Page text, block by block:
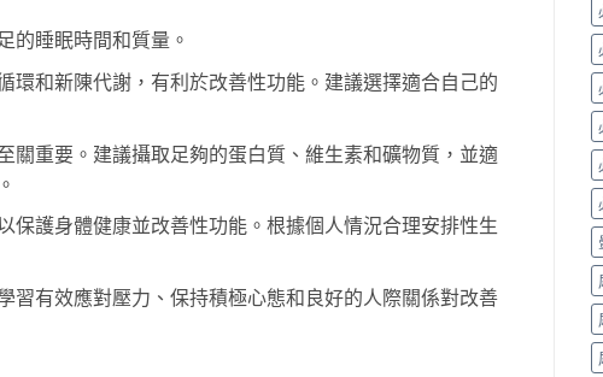
的睡眠時間和質量。
環和新陳代謝，有利於改善性功能。建議選擇適合自己的
關重要。建議攝取足夠的蛋白質、維生素和礦物質，並適
保護身體健康並改善性功能。根據個人情況合理安排性生
習有效應對壓力、保持積極心態和良好的人際關係對改善